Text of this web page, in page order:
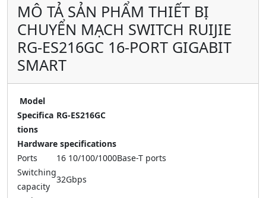
MÔ TẢ SẢN PHẨM THIẾT BỊ
CHUYỂN MẠCH SWITCH RUIJIE
RG-ES216GC 16-PORT GIGABIT
SMART
Model
Specifica
tions
RG-ES216GC
Hardware specifications
Ports
16 10/100/1000Base-T ports
Switching
capacity
32Gbps